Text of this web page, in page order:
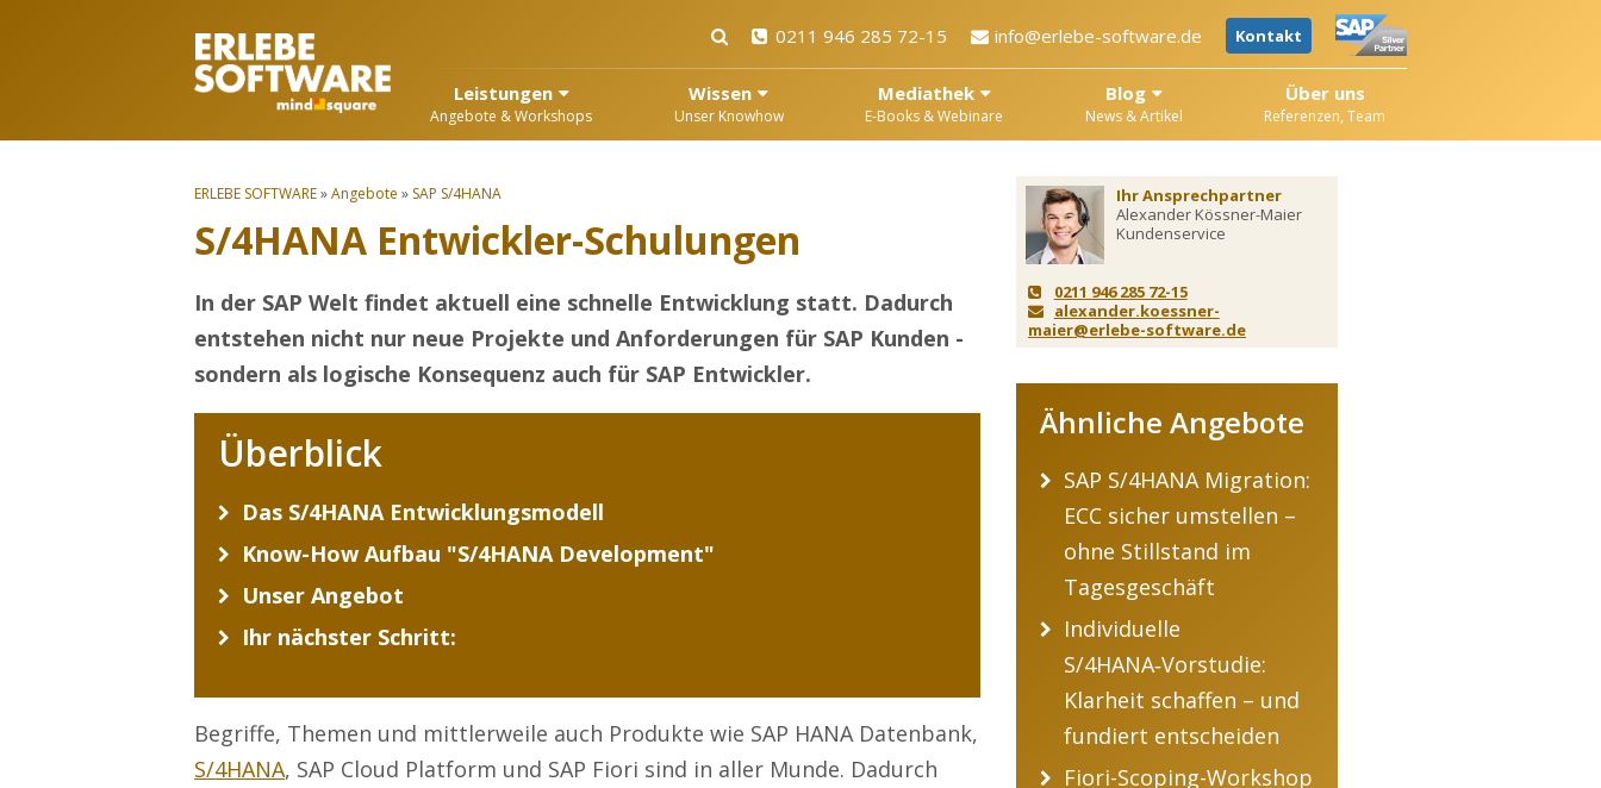
0211 946 285 72-15 info@erlebe-software.de Kontakt
Leistungen
Angebote & Workshops
Wissen
Unser Knowhow
Mediathek
E-Books & Webinare
Blog
News & Artikel
Über uns
Referenzen, Team
Ihr Ansprechpartner
Alexander Kössner-Maier
Kundenservice
0211 946 285 72-15
alexander.koessner-
maier@erlebe-software.de
Ähnliche Angebote
SAP S/4HANA Migration:
ECC sicher umstellen –
ohne Stillstand im
Tagesgeschäft
Individuelle
S/4HANA‑Vorstudie:
Klarheit schaffen – und
fundiert entscheiden
Fiori-Scoping-Workshop
ERLEBE SOFTWARE»Angebote » SAP S/4HANA
S/4HANA Entwickler-Schulungen
In der SAP Welt findet aktuell eine schnelle Entwicklung statt. Dadurch
entstehen nicht nur neue Projekte und Anforderungen für SAP Kunden -
sondern als logische Konsequenz auch für SAP Entwickler.
Überblick
Das S/4HANA Entwicklungsmodell
Know-How Aufbau "S/4HANA Development"
Unser Angebot
Ihr nächster Schritt:
Begriffe, Themen und mittlerweile auch Produkte wie SAP HANA Datenbank,
S/4HANA, SAP Cloud Platform und SAP Fiori sind in aller Munde. Dadurch